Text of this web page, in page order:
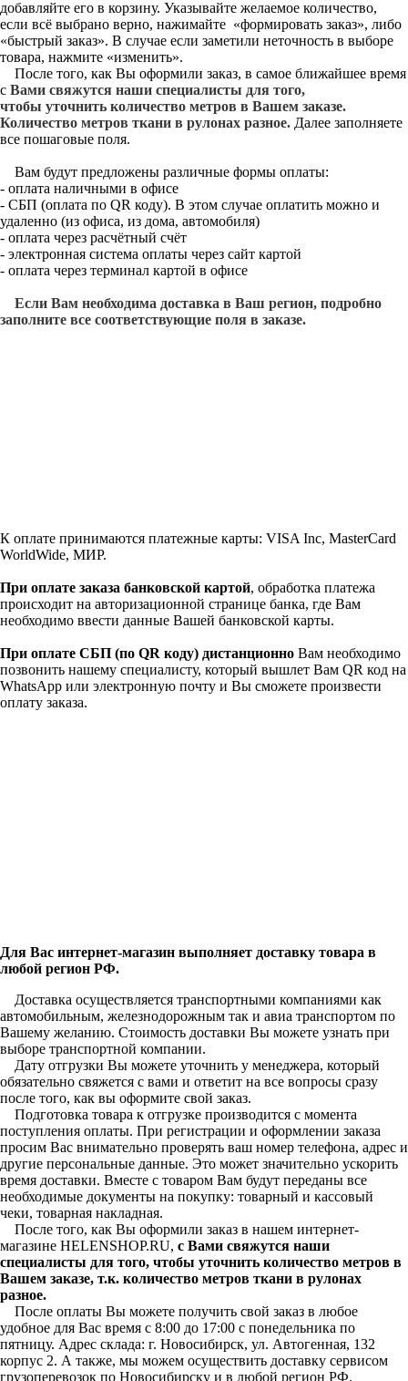
добавляйте его в корзину. Указывайте желаемое количество,
если всё выбрано верно, нажимайте «формировать заказ», либо
«быстрый заказ». В случае если заметили неточность в выборе
товара, нажмите «изменить».
После того, как Вы оформили заказ, в самое ближайшее время
с Вами свяжутся наши специалисты для того,
чтобы уточнить количество метров в Вашем заказе.
Количество метров ткани в рулонах разное. Далее заполняете
все пошаговые поля.
Вам будут предложены различные формы оплаты:
- оплата наличными в офисе
- СБП (оплата по QR коду). В этом случае оплатить можно и
удаленно (из офиса, из дома, автомобиля)
- оплата через расчётный счёт
- электронная система оплаты через сайт картой
- оплата через терминал картой в офисе
Если Вам необходима доставка в Ваш регион, подробно
заполните все соответствующие поля в заказе.
К оплате принимаются платежные карты: VISA Inc, MasterCard
WorldWide, МИР.
При оплате заказа банковской картой, обработка платежа
происходит на авторизационной странице банка, где Вам
необходимо ввести данные Вашей банковской карты.
При оплате СБП (по QR коду) дистанционно Вам необходимо
позвонить нашему специалисту, который вышлет Вам QR код на
WhatsApp или электронную почту и Вы сможете произвести
оплату заказа.
Для Вас интернет-магазин выполняет доставку товара в
любой регион РФ.
Доставка осуществляется транспортными компаниями как
автомобильным, железнодорожным так и авиа транспортом по
Вашему желанию. Стоимость доставки Вы можете узнать при
выборе транспортной компании.
Дату отгрузки Вы можете уточнить у менеджера, который
обязательно свяжется с вами и ответит на все вопросы сразу
после того, как вы оформите свой заказ.
Подготовка товара к отгрузке производится с момента
поступления оплаты. При регистрации и оформлении заказа
просим Вас внимательно проверять ваш номер телефона, адрес и
другие персональные данные. Это может значительно ускорить
время доставки. Вместе с товаром Вам будут переданы все
необходимые документы на покупку: товарный и кассовый
чеки, товарная накладная.
После того, как Вы оформили заказ в нашем интернет-
магазине HELENSHOP.RU, с Вами свяжутся наши
специалисты для того, чтобы уточнить количество метров в
Вашем заказе, т.к. количество метров ткани в рулонах
разное.
После оплаты Вы можете получить свой заказ в любое
удобное для Вас время с 8:00 до 17:00 с понедельника по
пятницу. Адрес склада: г. Новосибирск, ул. Автогенная, 132
корпус 2. А также, мы можем осуществить доставку сервисом
грузоперевозок по Новосибирску и в любой регион РФ.